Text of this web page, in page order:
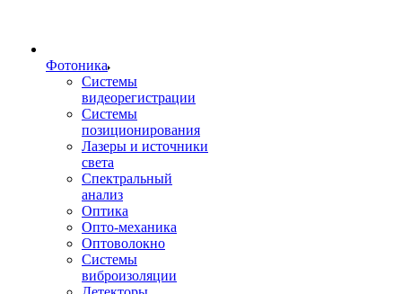
Фотоника
Cистемы
видеорегистрации
Системы
позиционирования
Лазеры и источники
света
Спектральный
анализ
Оптика
Опто-механика
Оптоволокно
Системы
виброизоляции